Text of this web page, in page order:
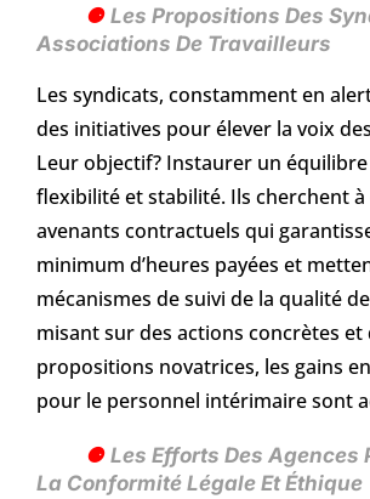
Les Propositions Des
Associations De Travailleurs
Les syndicats, constamment en
des initiatives pour élever la voix
Leur objectif? Instaurer un
flexibilité et stabilité. Ils cherchent
avenants contractuels qui
minimum d’heures payées et
mécanismes de suivi de la qualité de
misant sur des actions concrètes et
propositions novatrices, les gains
pour le personnel intérimaire sont
Les Efforts Des Agences
La Conformité Légale Et Éthique